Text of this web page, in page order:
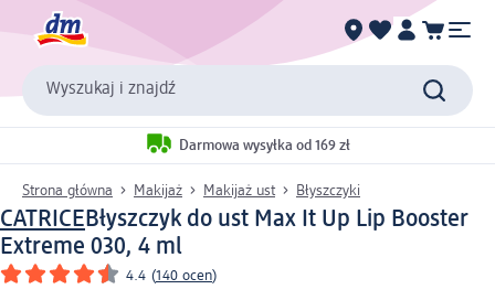
Wyszukaj i znajdź
Darmowa wysyłka od 169 zł
Strona główna Makijaż Makijaż ust Błyszczyki
CATRICEBłyszczyk do ust Max It Up Lip Booster
Extreme 030, 4 ml
4.4 (140 ocen)